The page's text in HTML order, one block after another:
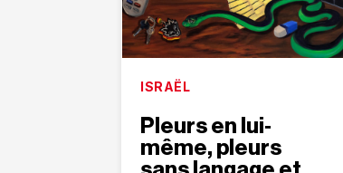
ISRAËL
Pleurs en lui‐​
même, pleurs